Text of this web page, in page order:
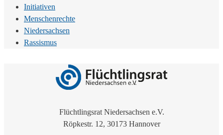
Initiativen
Menschenrechte
Niedersachsen
Rassismus
Flüchtlingsrat Niedersachsen e.V.
Röpkestr. 12, 30173 Hannover